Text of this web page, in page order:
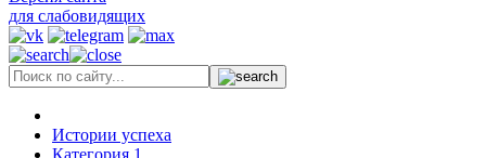
для слабовидящих
Истории успеха
Категория 1